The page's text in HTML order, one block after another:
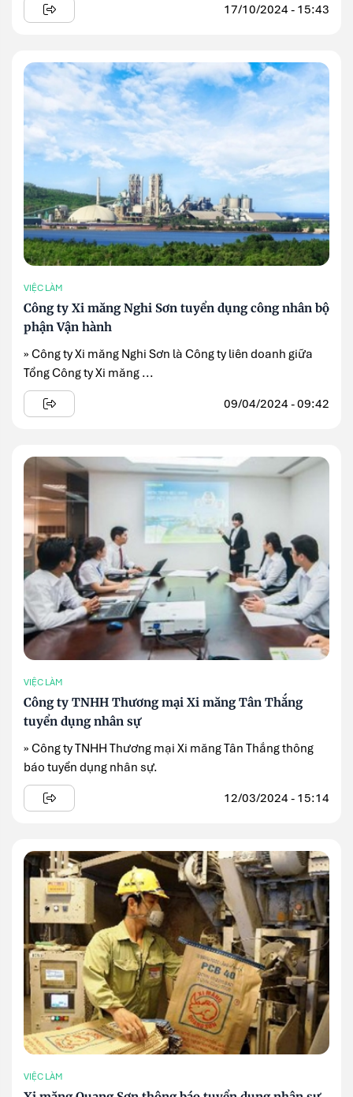
17/10/2024 - 15:43
VIỆC LÀM
Công ty Xi măng Nghi Sơn tuyển dụng công nhân bộ
phận Vận hành
» Công ty Xi măng Nghi Sơn là Công ty liên doanh giữa
Tổng Công ty Xi măng ...
09/04/2024 - 09:42
VIỆC LÀM
Công ty TNHH Thương mại Xi măng Tân Thắng
tuyển dụng nhân sự
» Công ty TNHH Thương mại Xi măng Tân Thắng thông
báo tuyển dụng nhân sự.
12/03/2024 - 15:14
VIỆC LÀM